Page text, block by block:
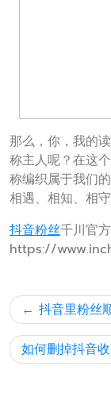
那么，你，我的
称主人呢？在这
称编织属于我们
相遇、相知、相守
抖音粉丝千川官
https://
文
章
导
抖音里粉丝
如何删掉抖音